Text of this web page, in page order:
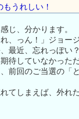
うれしい！
じ、分かります。
、っん！」ジョー
最近、忘れっぽ
待していなかった
前回のご当選の「
てしまえば、外れ